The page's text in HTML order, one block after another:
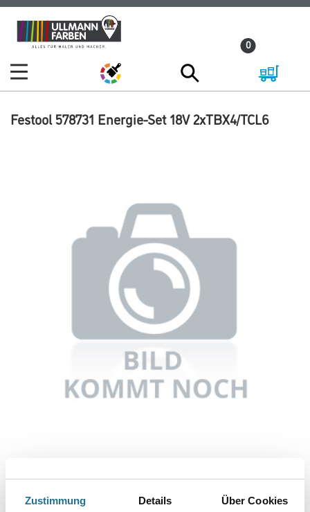
Zustimmung Details Über Cookies
Zum
Inhalt
Zum
Navigationsmenü
0
Festool 578731 Energie-Set 18V 2xTBX4/TCL6
Bitte einloggen, um Preise zu sehen